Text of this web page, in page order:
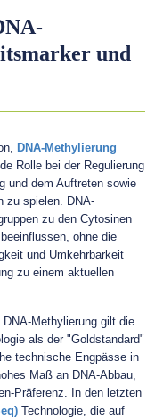
und
DNA-Methylierung
Rolle bei der Regulierung
und dem Auftreten sowie
zu spielen. DNA-
zu den Cytosinen
ohne die
und Umkehrbarkeit
zu einem aktuellen
Methylierung gilt die
als der "Goldstandard"
technische Engpässe in
Maß an DNA-Abbau,
Präferenz. In den letzten
Technologie, die auf